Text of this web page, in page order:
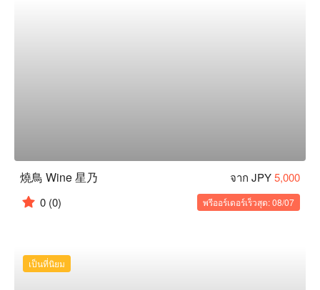
燒鳥 Wine 星乃 จาก JPY5,000
0 (0) พรีออร์เดอร์เร็วสุด: 08/07
เป็นที่นิยม